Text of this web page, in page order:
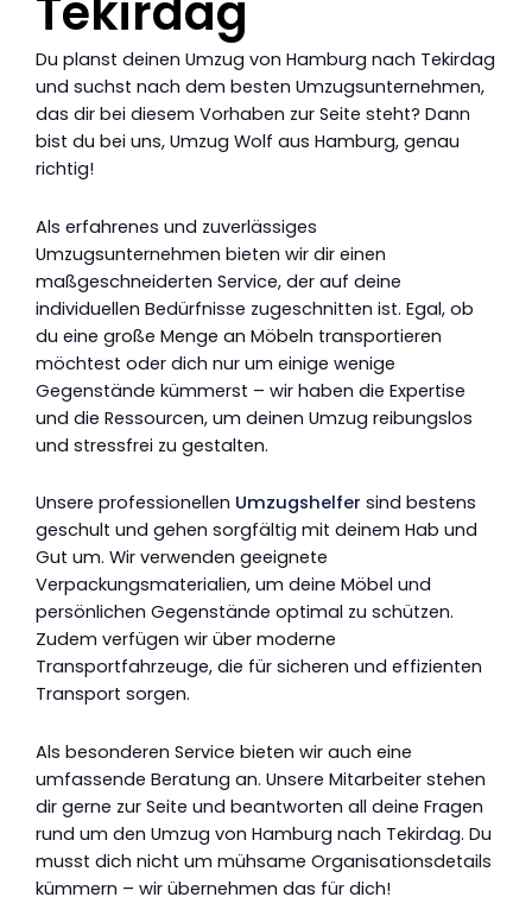
Du planst deinen Umzug von Hamburg nach Tekirdag
und suchst nach dem besten Umzugsunternehmen,
das dir bei diesem Vorhaben zur Seite steht? Dann
bist du bei uns, Umzug Wolf aus Hamburg, genau
richtig!
Als erfahrenes und zuverlässiges
Umzugsunternehmen bieten wir dir einen
maßgeschneiderten Service, der auf deine
individuellen Bedürfnisse zugeschnitten ist. Egal, ob
du eine große Menge an Möbeln transportieren
möchtest oder dich nur um einige wenige
Gegenstände kümmerst – wir haben die Expertise
und die Ressourcen, um deinen Umzug reibungslos
und stressfrei zu gestalten.
Unsere professionellen Umzugshelfer sind bestens
geschult und gehen sorgfältig mit deinem Hab und
Gut um. Wir verwenden geeignete
Verpackungsmaterialien, um deine Möbel und
persönlichen Gegenstände optimal zu schützen.
Zudem verfügen wir über moderne
Transportfahrzeuge, die für sicheren und effizienten
Transport sorgen.
Als besonderen Service bieten wir auch eine
umfassende Beratung an. Unsere Mitarbeiter stehen
dir gerne zur Seite und beantworten all deine Fragen
rund um den Umzug von Hamburg nach Tekirdag. Du
musst dich nicht um mühsame Organisationsdetails
kümmern – wir übernehmen das für dich!